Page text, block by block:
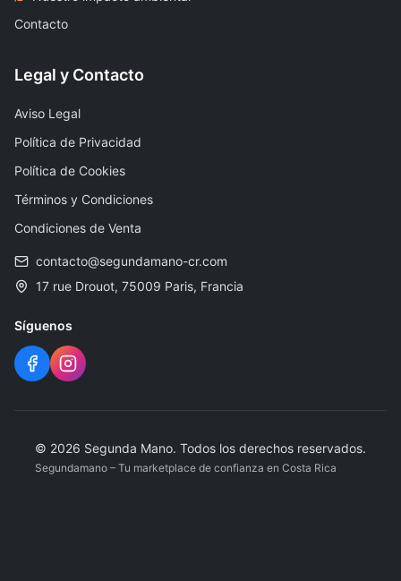
Contacto
Legal y Contacto
Aviso Legal
Política de Privacidad
Política de Cookies
Términos y Condiciones
Condiciones de Venta
contacto@segundamano-cr.com
17 rue Drouot, 75009 Paris, Francia
Síguenos
© 2026 Segunda Mano. Todos los derechos reservados.
Segundamano – Tu marketplace de confianza en Costa Rica